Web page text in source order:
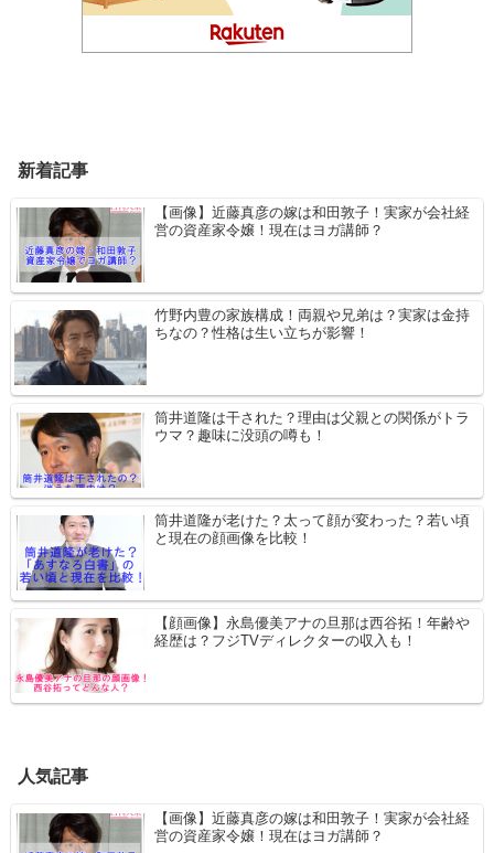
新着記事
【画像】近藤真彦の嫁は和田敦子！実家が会社経
営の資産家令嬢！現在はヨガ講師？
竹野内豊の家族構成！両親や兄弟は？実家は金持
ちなの？性格は生い立ちが影響！
筒井道隆は干された？理由は父親との関係がトラ
ウマ？趣味に没頭の噂も！
筒井道隆が老けた？太って顔が変わった？若い頃
と現在の顔画像を比較！
【顔画像】永島優美アナの旦那は西谷拓！年齢や
経歴は？フジTVディレクターの収入も！
人気記事
【画像】近藤真彦の嫁は和田敦子！実家が会社経
営の資産家令嬢！現在はヨガ講師？